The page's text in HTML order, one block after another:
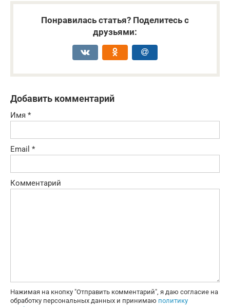
Понравилась статья? Поделитесь с
друзьями:
Добавить комментарий
Имя *
Email *
Комментарий
Нажимая на кнопку "Отправить комментарий", я даю согласие на
обработку персональных данных и принимаю политику